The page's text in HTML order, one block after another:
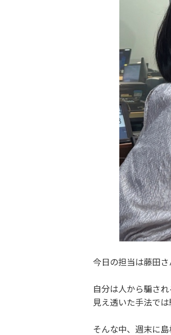
今日の担当は藤田さ
自分は人から騙さ
見え透いた手法で
そんな中、週末に